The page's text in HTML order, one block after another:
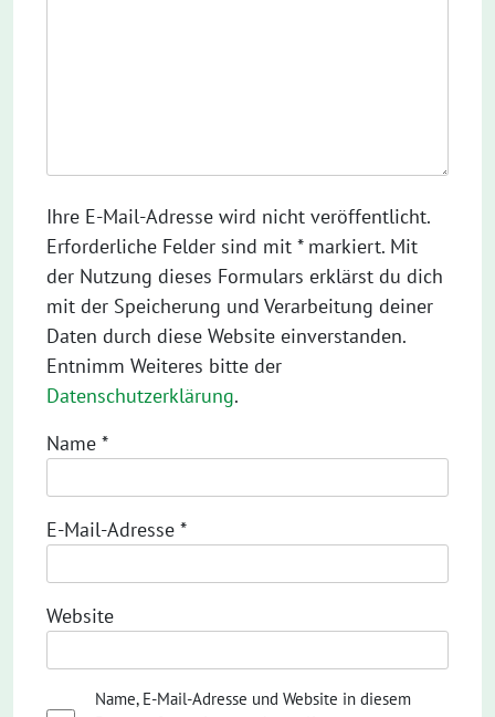
Ihre E-Mail-Adresse wird nicht veröffentlicht.
Erforderliche Felder sind mit * markiert. Mit
der Nutzung dieses Formulars erklärst du dich
mit der Speicherung und Verarbeitung deiner
Daten durch diese Website einverstanden.
Entnimm Weiteres bitte der
Datenschutzerklärung.
Name *
E-Mail-Adresse *
Website
Name, E-Mail-Adresse und Website in diesem